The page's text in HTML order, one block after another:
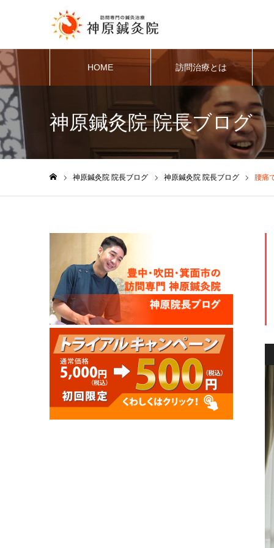
HOME 訪問治療とは
神原鍼灸院 院長ブログ
神原鍼灸院 院長ブログ 神原鍼灸院 院長ブログ 腰痛